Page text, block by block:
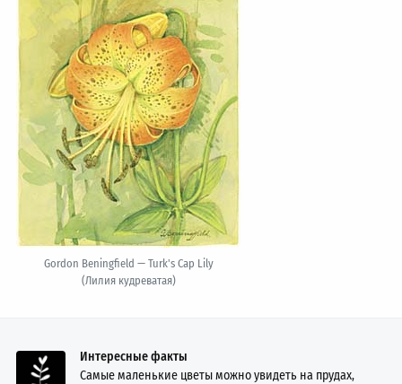
Gordon Beningfield — Turk's Cap Lily
(Лилия кудреватая)
Интересные факты
Самые маленькие цветы можно увидеть на прудах,